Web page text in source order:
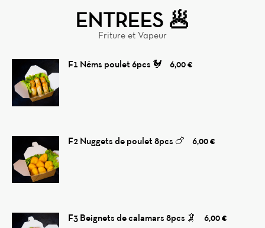
ENTREES 🥟
Friture et Vapeur
F1 Nêms poulet 6pcs 🐓 6,00 €
F2 Nuggets de poulet 8pcs 🍗 6,00 €
F3 Beignets de calamars 8pcs 🦑 6,00 €